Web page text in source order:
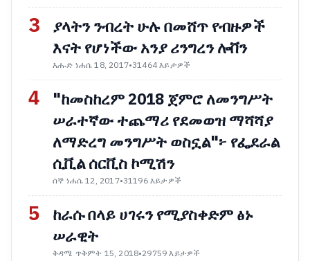
3
ያላትን ንብረት ሁሉ በመሸጥ የብዙዎች
እናት የሆነችው አንያ ሪንግረን ሎቨን
እሑድ ነሐሴ 18, 2017•31464 እይታዎች
4
"ከመስከረም 2018 ጀምሮ ለመንግሥት
ሠራተኛው ተጨማሪ የደመወዝ ማሻሻያ
ለማድረግ መንግሥት ወስኗል"፦ የፌደራል
ሲቪል ሰርቪስ ኮሚሽን
ሰኞ ነሐሴ 12, 2017•31196 እይታዎች
5
ከራሱ በላይ ሀገሩን የሚያስቀድም ፅኑ
ሠራዊት
ቅዳሜ ጥቅምት 15, 2018•29759 እይታዎች